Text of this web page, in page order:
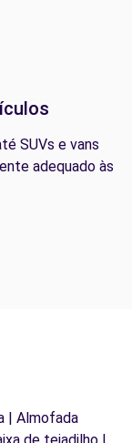
SUVs e vans
adequado às
| Almofada